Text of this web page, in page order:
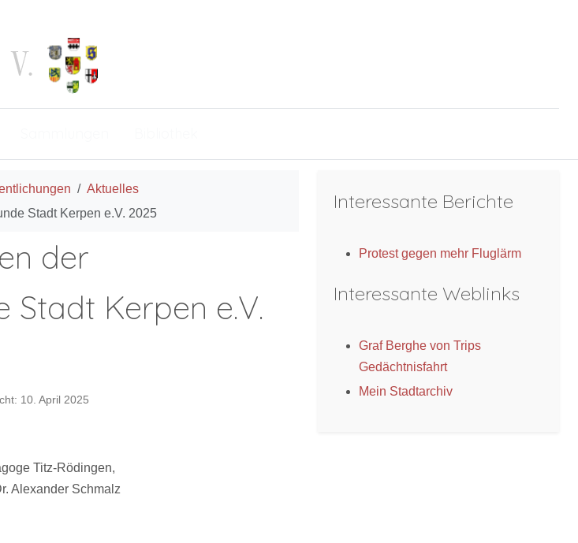
Aktuelles
Stadt Kerpen e.V. 2025
der
Stadt Kerpen e.V.
10. April 2025
Titz-Rödingen,
Alexander Schmalz
Interessante Berichte
Protest gegen mehr Fluglärm
Interessante Weblinks
Graf Berghe von Trips
Gedächtnisfahrt
Mein Stadtarchiv